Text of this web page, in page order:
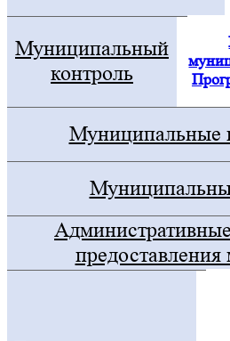
Муниципальный
контроль
Муниципальные
предоставления